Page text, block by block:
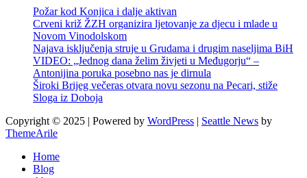
Požar kod Konjica i dalje aktivan
Crveni križ ŽZH organizira ljetovanje za djecu i mlade u
Novom Vinodolskom
Najava isključenja struje u Grudama i drugim naseljima BiH
VIDEO: „Jednog dana želim živjeti u Međugorju“ –
Antonijina poruka posebno nas je dirnula
Široki Brijeg večeras otvara novu sezonu na Pecari, stiže
Sloga iz Doboja
Copyright © 2025 | Powered by WordPress | Seattle News by
ThemeArile
Home
Blog